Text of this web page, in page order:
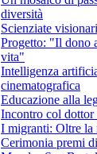
diversità
Scienziate
Progetto: "Il dono
vita"
Intelligenza
cinematografica
Educazione alla
Incontro col
I migranti: Oltre la
Cerimonia premi